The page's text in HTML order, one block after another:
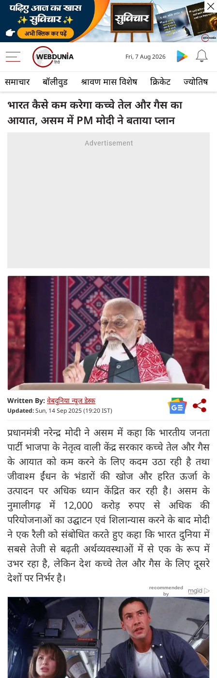
समाचार बॉलीवुड श्रावण मास विशेष क्रिकेट ज्योतिष
Fri, 7 Aug 2026
भारत कैसे कम करेगा कच्चे तेल और गैस का
आयात, असम में PM मोदी ने बताया प्लान
Written By: वेबदुनिया न्यूज डेस्क
Updated:Sun, 14 Sep 2025 (19:20 IST)
प्रधानमंत्री नरेन्द्र मोदी ने असम में कहा कि भारतीय जनता
पार्टी भाजपा के नेतृत्व वाली केंद्र सरकार कच्चे तेल और गैस
के आयात को कम करने के लिए कदम उठा रही है तथा
जीवाश्म ईंधन के भंडारों की खोज और हरित ऊर्जा के
उत्पादन पर अधिक ध्यान केंद्रित कर रही है। असम के
नुमालीगढ़ में 12,000 करोड़ रुपए से अधिक की
परियोजनाओं का उद्घाटन एवं शिलान्यास करने के बाद मोदी
ने एक रैली को संबोधित करते हुए कहा कि भारत दुनिया में
सबसे तेजी से बढ़ती अर्थव्यवस्थाओं में से एक के रूप में
उभर रहा है, लेकिन देश कच्चे तेल और गैस के लिए दूसरे
देशों पर निर्भर है।